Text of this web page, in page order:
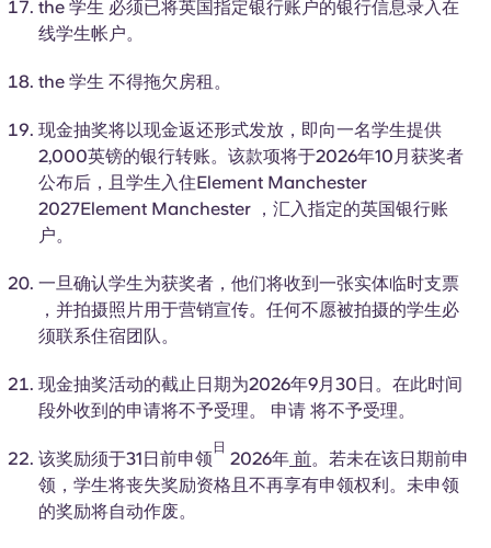
the 学生 必须已将英国指定银行账户的银行信息录入在
线学生帐户。
the 学生 不得拖欠房租。
现金抽奖将以现金返还形式发放，即向一名学生提供
2,000英镑的银行转账。该款项将于2026年10月获奖者
公布后，且学生入住Element Manchester
2027Element Manchester ，汇入指定的英国银行账
户。
一旦确认学生为获奖者，他们将收到一张实体临时支票
，并拍摄照片用于营销宣传。任何不愿被拍摄的学生必
须联系住宿团队。
现金抽奖活动的截止日期为2026年9月30日。在此时间
段外收到的申请将不予受理。 申请 将不予受理。
该奖励须于31日前申领
日
2026年 前。若未在该日期前申
领，学生将丧失奖励资格且不再享有申领权利。未申领
的奖励将自动作废。